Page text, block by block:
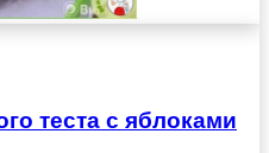
теста с яблоками